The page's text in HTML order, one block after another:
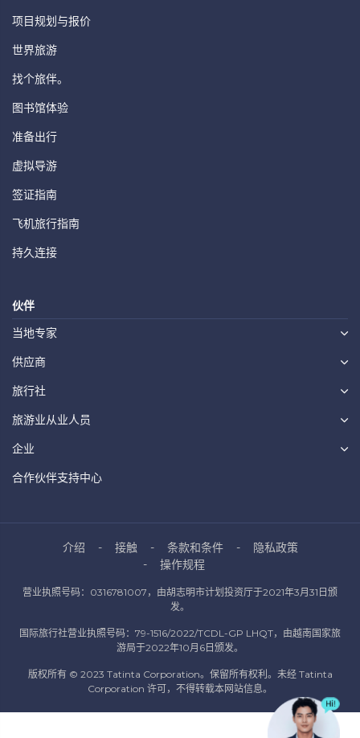
项目规划与报价
世界旅游
找个旅伴。
图书馆体验
准备出行
虚拟导游
签证指南
飞机旅行指南
持久连接
伙伴
当地专家
供应商
旅行社
旅游业从业人员
企业
合作伙伴支持中心
介绍 接触 条款和条件
隐私政策
操作规程
营业执照号码：0316781007，由胡志明市计划投资厅于2021年3月31日颁
发。
国际旅行社营业执照号码：79-1516/2022/TCDL-GP LHQT，由越南国家旅
游局于2022年10月6日颁发。
版权所有 © 2023 Tatinta Corporation。保留所有权利。未经 Tatinta
Corporation 许可，不得转载本网站信息。